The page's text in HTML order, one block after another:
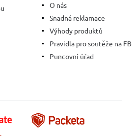
O nás
Snadná reklamace
Výhody produktů
Pravidla pro soutěže na FB
Puncovní úřad